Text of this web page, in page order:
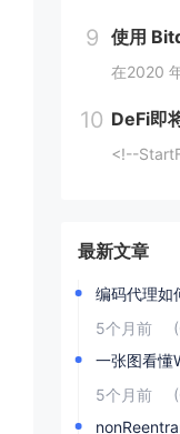
9
10
最新文章
编码代理如
5个月前
一张图看懂
5个月前